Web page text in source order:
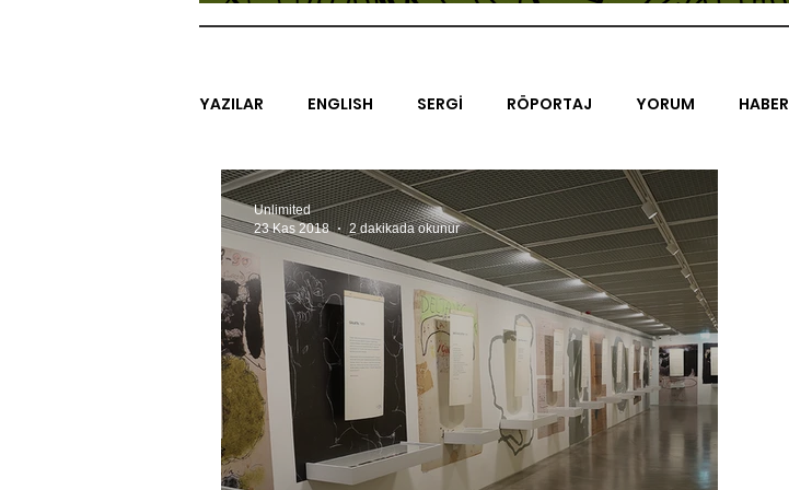
YAZILAR ENGLISH SERGİ RÖPORTAJ YORUM HABER
SİNEMA ARAŞTIRMA BİENAL TASARIM ÇALIŞMA
EGZERSİZLER YEL TOZ PORTRELER ON SORULUK SOHBETLER
#GEÇMİŞTEBUGÜN XXY ODAK: RESİM KIVRIM
SINIRSIZ ZİYARETLER
Unlimited
23 Kas 2018
2 dakikada okunur